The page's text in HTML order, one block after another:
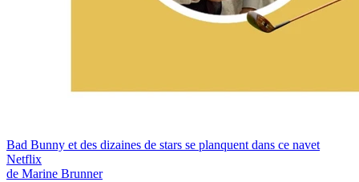
Bad Bunny et des dizaines de stars se planquent dans ce navet
Netflix
de Marine Brunner